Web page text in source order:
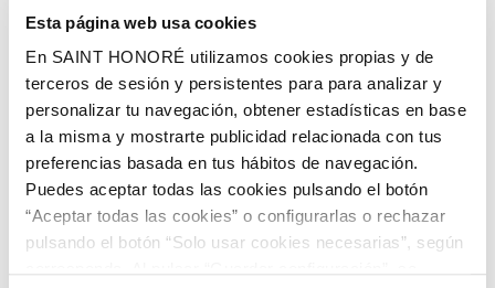
Esta página web usa cookies
En SAINT HONORÉ utilizamos cookies propias y de
terceros de sesión y persistentes para para analizar y
personalizar tu navegación, obtener estadísticas en base
a la misma y mostrarte publicidad relacionada con tus
preferencias basada en tus hábitos de navegación.
Puedes aceptar todas las cookies pulsando el botón
“Aceptar todas las cookies” o configurarlas o rechazar
pulsando el botón “Solo usar cookies necesarias”, según
tira para completar la instalación. La decoración con diseños de
inspiración naturaleza proporciona calidez en los ambientes
interiores además de favorecer la calma, la comodidad y
visualmente, resulta agradable. Por este motivo el mero hecho de
estar a gusto en casa se debe, fundamentalmente, a la decoración
que empleamos.